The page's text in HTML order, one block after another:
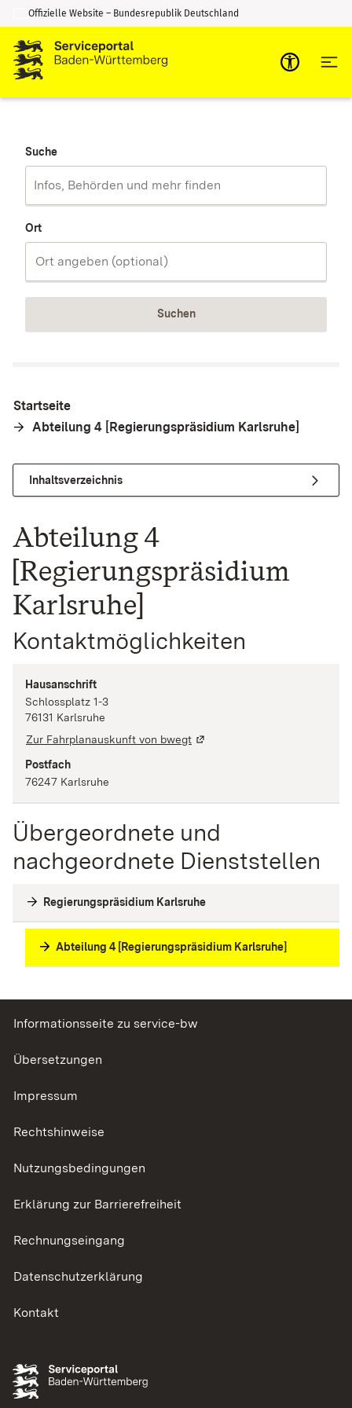
Zum Inhalt springen
Zur Suche springen
Offizielle Website – Bundesrepublik Deutschland
Suche
Ort
Suchen
Startseite
Abteilung 4 [Regierungspräsidium Karlsruhe]
Inhaltsverzeichnis
Abteilung 4
[Regierungspräsidium
Karlsruhe]
Kontaktmöglichkeiten
Hausanschrift
Schlossplatz 1-3
76131 Karlsruhe
Zur Fahrplanauskunft von bwegt
Postfach
76247 Karlsruhe
Übergeordnete und
nachgeordnete Dienststellen
Regierungspräsidium Karlsruhe
Abteilung 4 [Regierungspräsidium Karlsruhe]
Informationsseite zu service-bw
Übersetzungen
Impressum
Rechtshinweise
Nutzungsbedingungen
Erklärung zur Barrierefreiheit
Rechnungseingang
Datenschutzerklärung
Kontakt